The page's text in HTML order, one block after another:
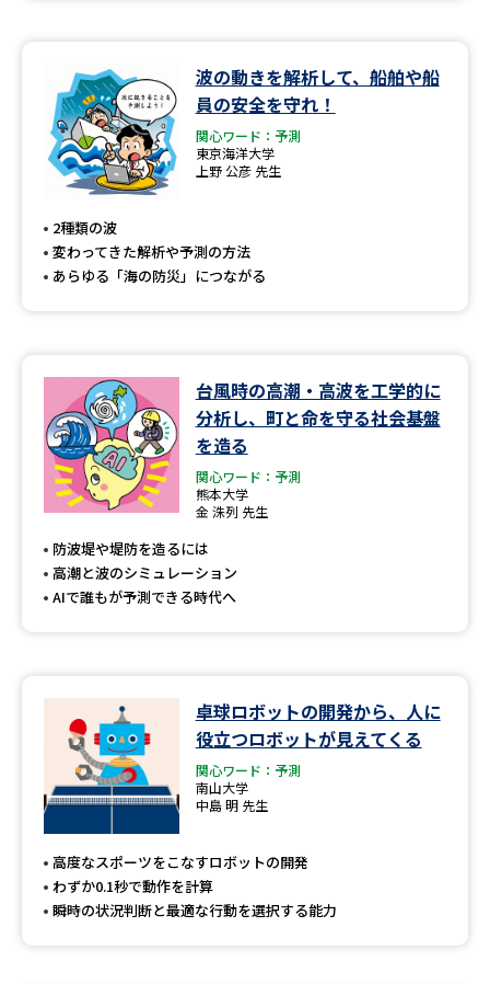
データサイエンス特集 奨学金・特待生制度特集
デジタルパンフレット 進路の３択
（高3生用）
SELFBRAND特集ページ
オープンキャンパス検索 実施プログラムから探す
来場型・Web型イベント特集
受験準備
先輩が入学を決めた理由 テレメール全国一斉進学調査
新生活お役立ちガイド
学問発見
波の動きを解析して、船舶や船
員の安全を守れ！
関心ワード：予測
東京海洋大学
上野 公彦 先生
2種類の波
変わってきた解析や予測の方法
あらゆる「海の防災」につながる
台風時の高潮・高波を工学的に
分析し、町と命を守る社会基盤
を造る
関心ワード：予測
熊本大学
金 洙列 先生
防波堤や堤防を造るには
高潮と波のシミュレーション
AIで誰もが予測できる時代へ
卓球ロボットの開発から、人に
役立つロボットが見えてくる
関心ワード：予測
南山大学
中島 明 先生
高度なスポーツをこなすロボットの開発
わずか0.1秒で動作を計算
瞬時の状況判断と最適な行動を選択する能力